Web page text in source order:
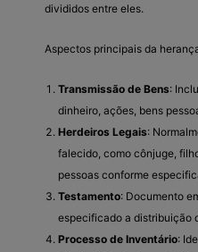
divididos entre eles.
Aspectos principais da
Transmissão de Bens:
dinheiro, ações, bens
Herdeiros Legais:
falecido, como cônjuge,
pessoas conforme
Testamento: Documento
especificado a distribuição
Processo de Inventário: